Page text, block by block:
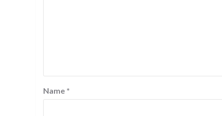
Name *